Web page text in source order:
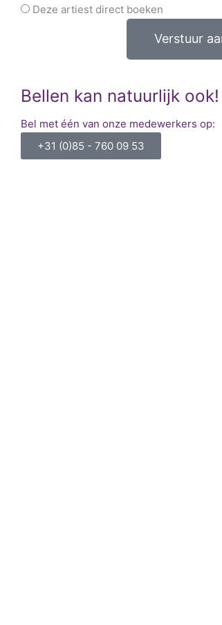
Deze artiest direct boeken
Verstuur
Bellen kan natuurlijk ook!
Bel met één van onze medewerkers op:
+31 (0)85 - 760 09 53